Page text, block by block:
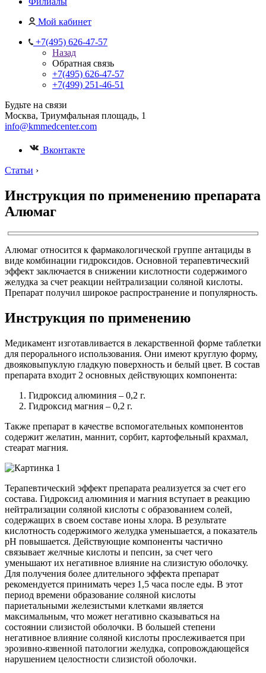
Мой кабинет
+7(495) 626-47-57
Назад
Обратная связь
+7(495) 626-47-57
+7(499) 251-46-51
Будьте на связи
Москва, Триумфальная площадь, 1
info@kmmedcenter.com
Вконтакте
Статьи ›
Инструкция по применению препарата
Алюмаг
Алюмаг относится к фармакологической группе антациды в
виде комбинации гидроксидов. Основной терапевтический
эффект заключается в снижении кислотности содержимого
желудка за счет реакции нейтрализации соляной кислоты.
Препарат получил широкое распространение и популярность.
Инструкция по применению
Медикамент изготавливается в лекарственной форме таблетки
для перорального использования. Они имеют круглую форму,
двояковыпуклую гладкую поверхность и белый цвет. В состав
препарата входит 2 основных действующих компонента:
Гидроксид алюминия – 0,2 г.
Гидроксид магния – 0,2 г.
Также препарат в качестве вспомогательных компонентов
содержит желатин, маннит, сорбит, картофельный крахмал,
стеарат магния.
Терапевтический эффект препарата реализуется за счет его
состава. Гидроксид алюминия и магния вступает в реакцию
нейтрализации соляной кислоты с образованием солей,
содержащих в своем составе ионы хлора. В результате
кислотность содержимого желудка уменьшается, а показатель
рН повышается. Действующие компоненты частично
связывает желчные кислоты и пепсин, за счет чего
уменьшают их негативное влияние на слизистую оболочку.
Для получения более длительного эффекта препарат
рекомендуется принимать через 1,5 часа после еды. В этот
период времени образование соляной кислоты
париетальными железистыми клетками является
максимальным, что может негативно сказываться на
состоянии слизистой оболочки. В большей степени
негативное влияние соляной кислоты прослеживается при
эрозивно-язвенной патологии желудка, сопровождающейся
нарушением целостности слизистой оболочки.